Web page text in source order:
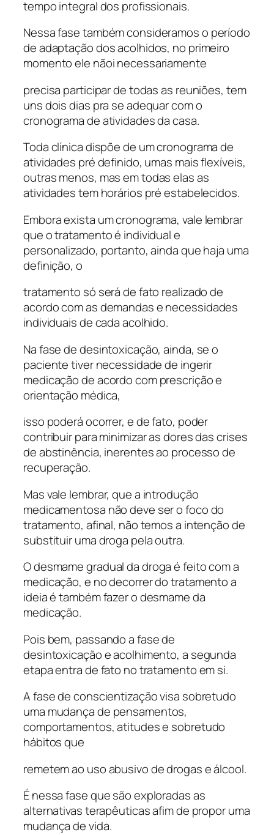
tempo integral dos profissionais.
Nessa fase também consideramos o período
de adaptação dos acolhidos, no primeiro
momento ele nãoi necessariamente
precisa participar de todas as reuniões, tem
uns dois dias pra se adequar com o
cronograma de atividades da casa.
Toda clínica dispõe de um cronograma de
atividades pré definido, umas mais flexíveis,
outras menos, mas em todas elas as
atividades tem horários pré estabelecidos.
Embora exista um cronograma, vale lembrar
que o tratamento é individual e
personalizado, portanto, ainda que haja uma
definição, o
tratamento só será de fato realizado de
acordo com as demandas e necessidades
individuais de cada acolhido.
Na fase de desintoxicação, ainda, se o
paciente tiver necessidade de ingerir
medicação de acordo com prescrição e
orientação médica,
isso poderá ocorrer, e de fato, poder
contribuir para minimizar as dores das crises
de abstinência, inerentes ao processo de
recuperação.
Mas vale lembrar, que a introdução
medicamentosa não deve ser o foco do
tratamento, afinal, não temos a intenção de
substituir uma droga pela outra.
O desmame gradual da droga é feito com a
medicação, e no decorrer do tratamento a
ideia é também fazer o desmame da
medicação.
Pois bem, passando a fase de
desintoxicação e acolhimento, a segunda
etapa entra de fato no tratamento em si.
A fase de conscientização visa sobretudo
uma mudança de pensamentos,
comportamentos, atitudes e sobretudo
hábitos que
remetem ao uso abusivo de drogas e álcool.
É nessa fase que são exploradas as
alternativas terapêuticas afim de propor uma
mudança de vida.